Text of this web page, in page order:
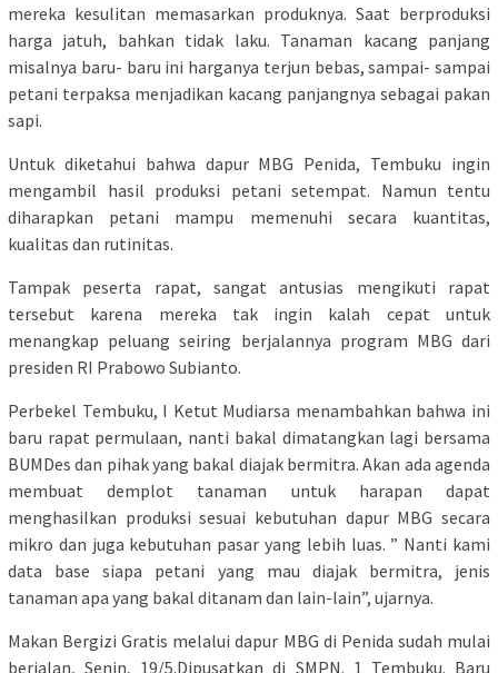
mereka kesulitan memasarkan produknya. Saat berproduksi
harga jatuh, bahkan tidak laku. Tanaman kacang panjang
misalnya baru- baru ini harganya terjun bebas, sampai- sampai
petani terpaksa menjadikan kacang panjangnya sebagai pakan
sapi.
Untuk diketahui bahwa dapur MBG Penida, Tembuku ingin
mengambil hasil produksi petani setempat. Namun tentu
diharapkan petani mampu memenuhi secara kuantitas,
kualitas dan rutinitas.
Tampak peserta rapat, sangat antusias mengikuti rapat
tersebut karena mereka tak ingin kalah cepat untuk
menangkap peluang seiring berjalannya program MBG dari
presiden RI Prabowo Subianto.
Perbekel Tembuku, I Ketut Mudiarsa menambahkan bahwa ini
baru rapat permulaan, nanti bakal dimatangkan lagi bersama
BUMDes dan pihak yang bakal diajak bermitra. Akan ada agenda
membuat demplot tanaman untuk harapan dapat
menghasilkan produksi sesuai kebutuhan dapur MBG secara
mikro dan juga kebutuhan pasar yang lebih luas. ” Nanti kami
data base siapa petani yang mau diajak bermitra, jenis
tanaman apa yang bakal ditanam dan lain-lain”, ujarnya.
Makan Bergizi Gratis melalui dapur MBG di Penida sudah mulai
berjalan, Senin, 19/5.Dipusatkan di SMPN. 1 Tembuku. Baru